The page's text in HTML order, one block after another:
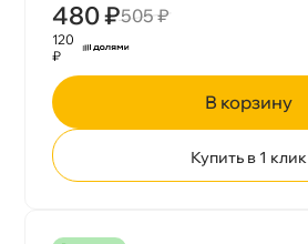
480 ₽505 ₽
120
₽
корзину
Купить в 1 клик